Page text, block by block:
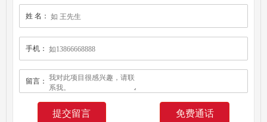
姓 名：
手机：
留言：
免费通话